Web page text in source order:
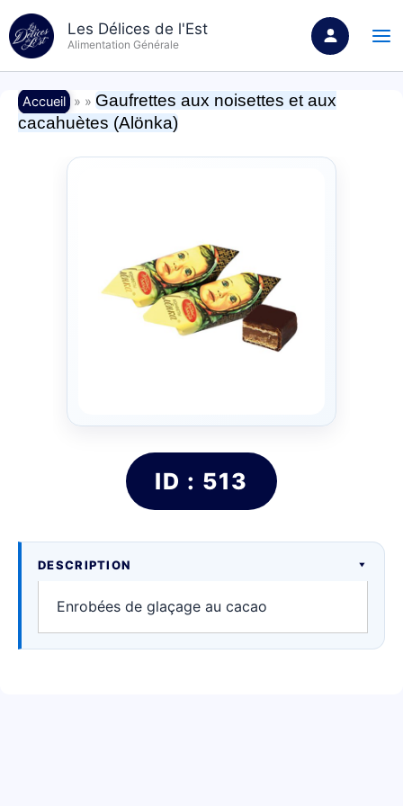
au
contenu
Les Délices de l'Est
Alimentation Générale
Accueil » » Gaufrettes aux noisettes et aux
cacahuètes (Alönka)
ID : 513
DESCRIPTION
Enrobées de glaçage au cacao